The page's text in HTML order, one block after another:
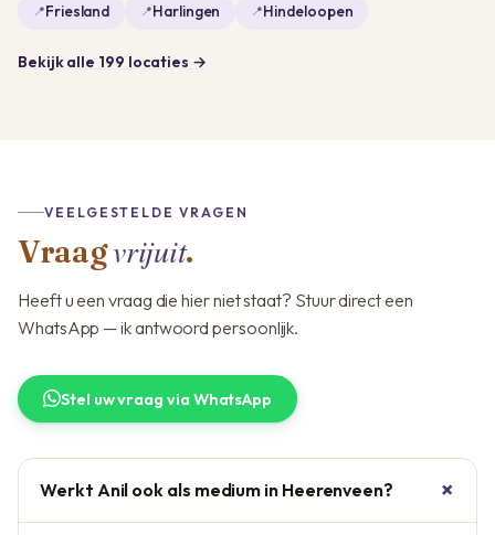
Friesland
Harlingen Hindeloopen
Bekijk alle 199 locaties →
VEELGESTELDE VRAGEN
Vraagvrijuit.
Heeft u een vraag die hier niet staat? Stuur direct een
WhatsApp — ik antwoord persoonlijk.
Stel uw vraag via WhatsApp
Werkt Anil ook als medium in Heerenveen?